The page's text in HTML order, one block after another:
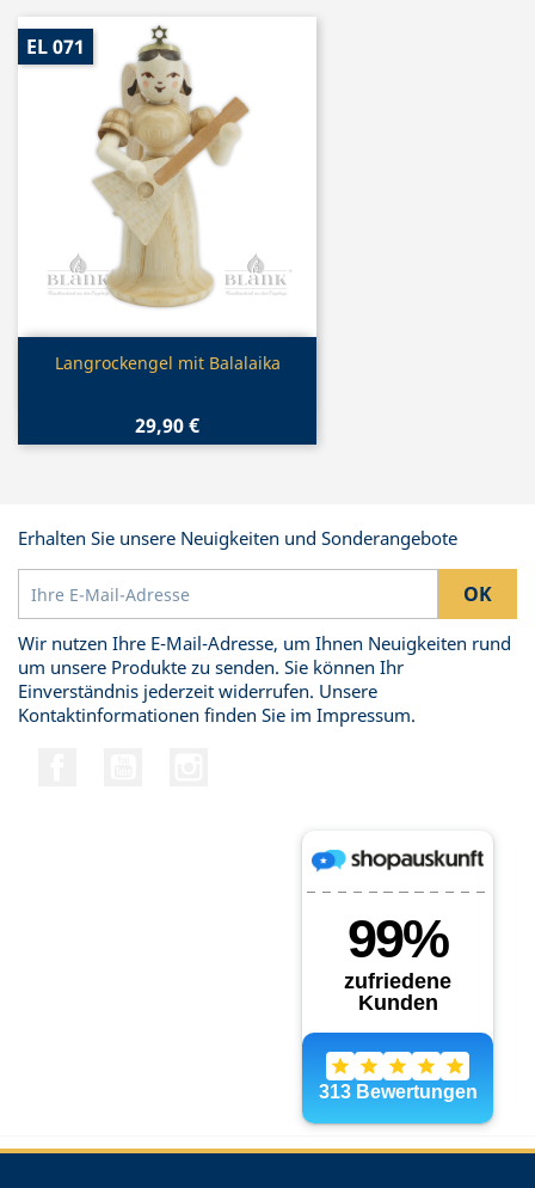
Vorschau
Langrockengel mit Balalaika
29,90 €
EL 071
Erhalten Sie unsere Neuigkeiten und Sonderangebote
Wir nutzen Ihre E-Mail-Adresse, um Ihnen Neuigkeiten rund
um unsere Produkte zu senden. Sie können Ihr
Einverständnis jederzeit widerrufen. Unsere
Kontaktinformationen finden Sie im Impressum.